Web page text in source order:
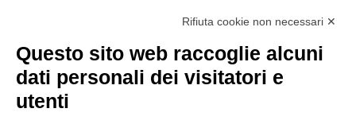
Reg. Impr. C.C.I.A.A. 01996640239
Rifiuta cookie non necessari ✕
Questo sito web raccoglie alcuni
dati personali dei visitatori e
utenti